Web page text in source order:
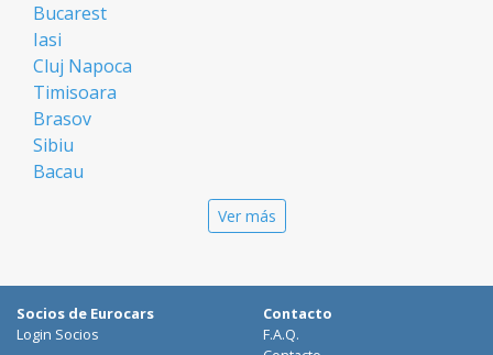
Bucarest
Iasi
Cluj Napoca
Timisoara
Brasov
Sibiu
Bacau
Galati
Suceava
Ver más
Socios de Eurocars
Login Socios
Contacto
F.A.Q.